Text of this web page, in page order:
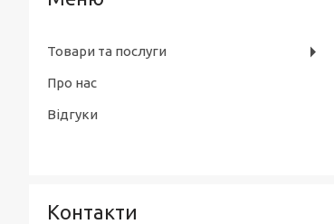
Товари та послуги
Про нас
Відгуки
Контакти